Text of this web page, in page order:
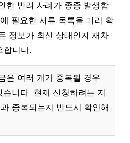
한 반려 사례가 종종 발생합
필요한 서류 목록을 미리 확
정보가 최신 상태인지 재차
합니다.
은 여러 개가 중복될 경우
니다. 현재 신청하려는 지
중복되는지 반드시 확인해